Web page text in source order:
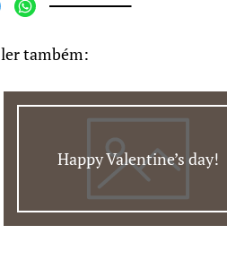
também:
Happy Valentine’s day!